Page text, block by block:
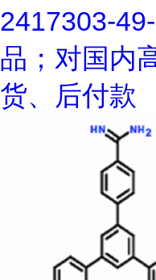
2417303-
品；对国内
货、后付款